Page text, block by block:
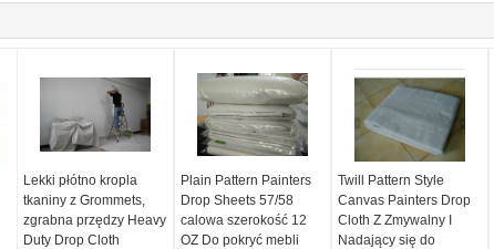
Lekki płótno kropla
tkaniny z Grommets,
zgrabna przędzy Heavy
Duty Drop Cloth
Plain Pattern Painters
Drop Sheets 57/58
calowa szerokość 12
OZ Do pokryć mebli
Twill Pattern Style
Canvas Painters Drop
Cloth Z Zmywalny I
Nadający się do